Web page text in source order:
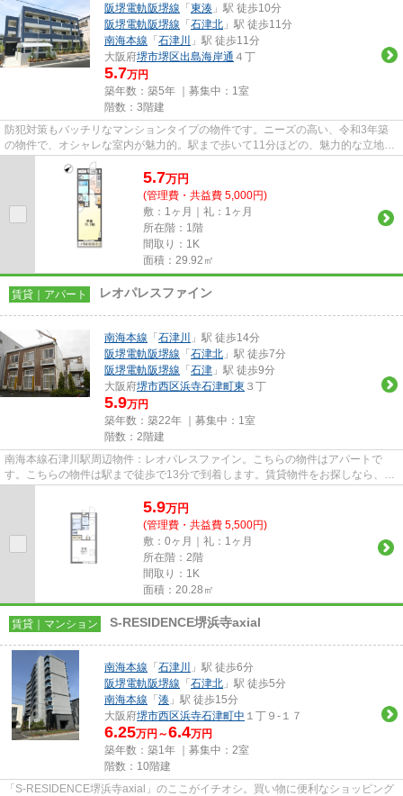
阪堺電軌阪堺線 「 東湊 」駅 徒歩10分
阪堺電軌阪堺線 「 石津北 」駅 徒歩11分
南海本線 「 石津川
」駅 徒歩11分
大阪府堺市堺区出島海岸通 ４丁
5.7万円
築年数：築5年 ｜募集中： 1室
階数：3階建
防犯対策もバッチリなマンションタイプの物件です。ニーズの高い、令和3年築
の物件で、オシャレな室内が魅力的。駅まで歩いて11分ほどの、魅力的な立地の
物件です。賃貸情報のことなら...
5.7万円
(管理費・共益費 5,000円)
敷：1ヶ月｜礼：1ヶ月
所在階：1階
間取り：1K
面積：29.92㎡
賃貸｜アパート レオパレスファイン
南海本線 「 石津川
」駅 徒歩14分
阪堺電軌阪堺線 「 石津北 」駅 徒歩7分
阪堺電軌阪堺線 「 石津 」駅 徒歩9分
大阪府堺市西区浜寺石津町東 ３丁
5.9万円
築年数：築22年 ｜募集中： 1室
階数：2階建
南海本線石津川駅周辺物件：レオパレスファイン。こちらの物件はアパートで
す。こちらの物件は駅まで徒歩で13分で到着します。賃貸物件をお探しなら、当
5.9万円
(管理費・共益費 5,500円)
敷：0ヶ月｜礼：1ヶ月
所在階：2階
間取り：1K
面積：20.28㎡
賃貸｜マンション S-RESIDENCE堺浜寺axial
南海本線 「 石津川
」駅 徒歩6分
阪堺電軌阪堺線 「 石津北 」駅 徒歩5分
南海本線 「 湊 」駅 徒歩15分
大阪府堺市西区浜寺石津町中 １丁９-１７
6.25万円～6.4万円
築年数：築1年 ｜募集中： 2室
階数：10階建
「S-RESIDENCE堺浜寺axial」のここがイチオシ。買い物に便利なショッピング